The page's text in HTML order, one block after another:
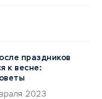
праздников
к весне:
2023